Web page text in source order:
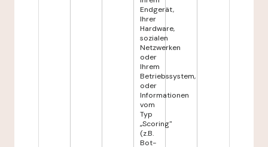
Endgerät,
Ihrer
Hardware,
sozialen
Netzwerken
oder
Ihrem
Betriebssystem,
oder
Informationen
vom
Typ
„Scoring"
(z.B.
Bot-